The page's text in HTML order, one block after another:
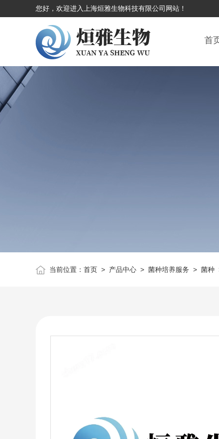
您好，欢迎进入上海烜雅生物科技有限公司网站！
首
当前位置： 首页> 产品中心> 菌种培养服务 > 菌种